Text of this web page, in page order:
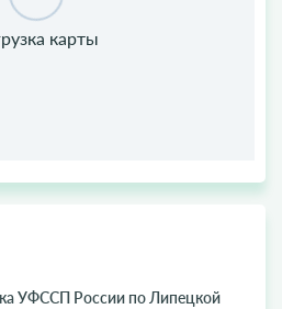
УФССП России по Липецкой